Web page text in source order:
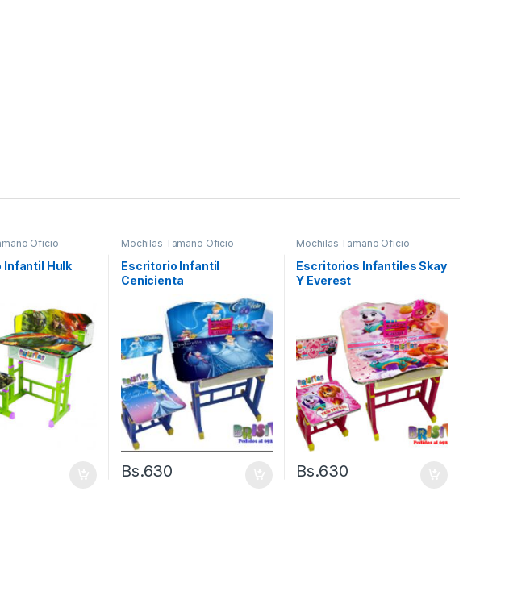
Oficio
Infantil Hulk
Mochilas Tamaño Oficio
Escritorio Infantil
Cenicienta
Bs.630
Mochilas Tamaño Oficio
Escritorios Infantiles Skay
Y Everest
Bs.630